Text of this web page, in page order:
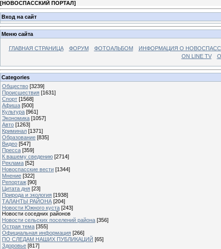
[НОВОСПАССКИЙ ПОРТАЛ]
Вход на сайт
Меню сайта
ГЛАВНАЯ СТРАНИЦА ФОРУМ ФОТОАЛЬБОМ
ИНФОРМАЦИЯ О
ON LINE TV
Categories
Общество [3239]
Происшествия [1631]
Спорт [1568]
Афиша [500]
Культура [961]
Экономика [1057]
Авто [1263]
Криминал [1371]
Образование [835]
Видео [547]
Пресса [359]
К вашему сведению [2714]
Реклама [52]
Новоспасские вести [1344]
Мнение [322]
Репортаж [90]
Цитата дня [23]
Природа и экология [1938]
ТАЛАНТЫ РАЙОНА [204]
Новости Южного куста [243]
Новости соседних районов
Новости сельских поселений района [356]
Острая тема [355]
Официальная информация [266]
ПО СЛЕДАМ НАШИХ ПУБЛИКАЦИЙ [65]
Здоровье [817]